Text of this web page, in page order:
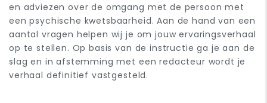
en adviezen over de omgang met de persoon met
een psychische kwetsbaarheid. Aan de hand van een
aantal vragen helpen wij je om jouw ervaringsverhaal
op te stellen. Op basis van de instructie ga je aan de
slag en in afstemming met een redacteur wordt je
verhaal definitief vastgesteld.